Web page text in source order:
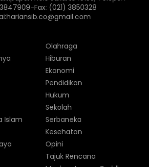
Fax: (021) 3850328
Olahraga
Hiburan
Ekonomi
Pendidikan
Hukum
Sekolah
Islam
Serbaneka
Kesehatan
Opini
Tajuk Rencana